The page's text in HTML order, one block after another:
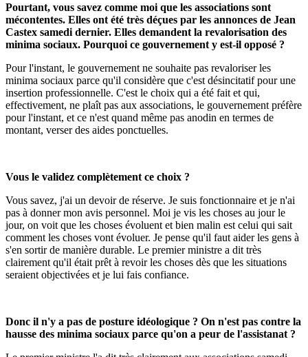
Pourtant, vous savez comme moi que les associations sont
mécontentes. Elles ont été très déçues par les annonces de Jean
Castex samedi dernier. Elles demandent la revalorisation des
minima sociaux. Pourquoi ce gouvernement y est-il opposé ?
Pour l'instant, le gouvernement ne souhaite pas revaloriser les
minima sociaux parce qu'il considère que c'est désincitatif pour une
insertion professionnelle. C'est le choix qui a été fait et qui,
effectivement, ne plaît pas aux associations, le gouvernement préfère
pour l'instant, et ce n'est quand même pas anodin en termes de
montant, verser des aides ponctuelles.
Vous le validez complètement ce choix ?
Vous savez, j'ai un devoir de réserve. Je suis fonctionnaire et je n'ai
pas à donner mon avis personnel. Moi je vis les choses au jour le
jour, on voit que les choses évoluent et bien malin est celui qui sait
comment les choses vont évoluer. Je pense qu'il faut aider les gens à
s'en sortir de manière durable. Le premier ministre a dit très
clairement qu'il était prêt à revoir les choses dès que les situations
seraient objectivées et je lui fais confiance.
Donc il n'y a pas de posture idéologique ? On n'est pas contre la
hausse des minima sociaux parce qu'on a peur de l'assistanat ?